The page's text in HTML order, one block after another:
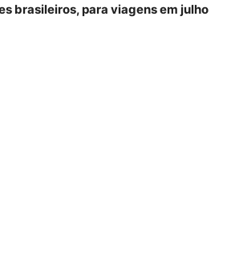
brasileiros, para viagens em julho